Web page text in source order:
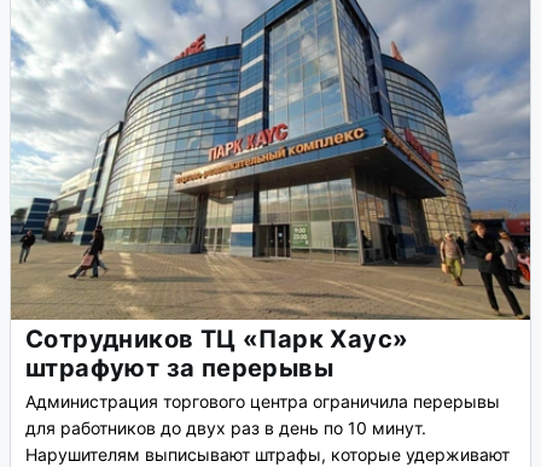
Сотрудников ТЦ «Парк Хаус»
штрафуют за перерывы
Администрация торгового центра ограничила перерывы
для работников до двух раз в день по 10 минут.
Нарушителям выписывают штрафы, которые удерживают